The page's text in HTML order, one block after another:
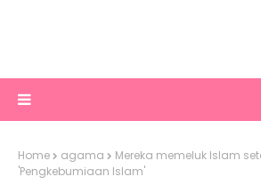
Home agama
Mereka memeluk Islam
'Pengkebumiaan Islam'